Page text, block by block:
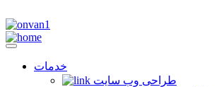
خدمات
طراحی وب سایت